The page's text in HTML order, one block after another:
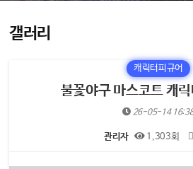
갤러리
캐릭터피규어
불꽃야구 마스코트 캐
26-05-14
관리자 1,303회